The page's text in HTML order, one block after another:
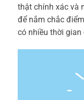
thật chính xác và
để nắm chắc
có nhiều thời gian